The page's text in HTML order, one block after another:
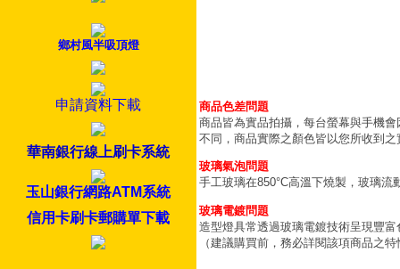
鄉村風半吸頂燈
申請資料下載
華南銀行線上刷卡系統
玉山銀行網路ATM系統
信用卡刷卡郵購單下載
商品色差問題
商品皆為實品拍攝，每台螢幕與手機
不同，商品實際之顏色皆以您所收到之
玻璃氣泡問題
手工玻璃在850°C高溫下燒製，玻璃
玻璃電鍍問題
造型燈具常透過玻璃電鍍技術呈現豐
（建議購買前，務必詳閱該項商品之